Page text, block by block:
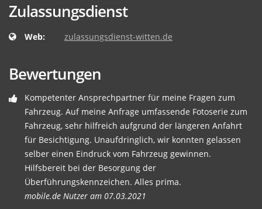
Zulassungsdienst
Web: zulassungsdienst-witten.de
Bewertungen
Kompetenter Ansprechpartner für meine Fragen zum
Fahrzeug. Auf meine Anfrage umfassende Fotoserie zum
Fahrzeug, sehr hilfreich aufgrund der längeren Anfahrt
für Besichtigung. Unaufdringlich, wir konnten gelassen
selber einen Eindruck vom Fahrzeug gewinnen.
Hilfsbereit bei der Besorgung der
Überführungskennzeichen. Alles prima.
mobile.de Nutzer am 07.03.2021